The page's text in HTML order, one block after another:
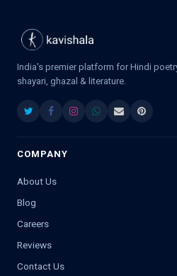
India's premier platform for Hindi
shayari, ghazal & literature.
COMPANY
About Us
Blog
Careers
Reviews
Contact Us